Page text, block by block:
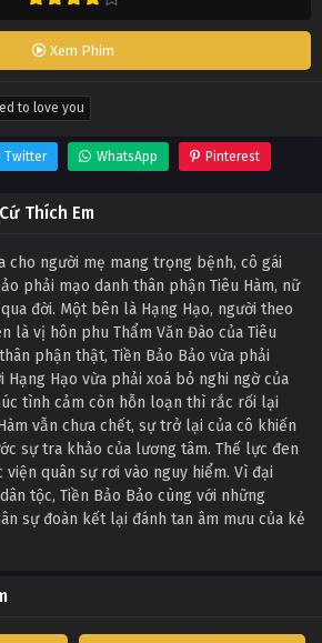
Xem Phim
to love you
Twitter WhatsApp Pinterest
Thích Em
cho người mẹ mang trọng bệnh, cô gái
phải mạo danh thân phận Tiêu Hàm, nữ
đời. Một bên là Hạng Hạo, người theo
là vị hôn phu Thẩm Văn Đào của Tiêu
phận thật, Tiền Bảo Bảo vừa phải
Hạo vừa phải xoá bỏ nghi ngờ của
tình cảm còn hỗn loạn thì rắc rối lại
vẫn chưa chết, sự trở lại của cô khiến
sự tra khảo của lương tâm. Thế lực đen
quân sự rơi vào nguy hiểm. Vì đại
tộc, Tiền Bảo Bảo cùng với những
sự đoàn kết lại đánh tan âm mưu của kẻ